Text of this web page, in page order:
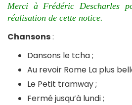
Merci à Frédéric Descharles
réalisation de cette notice.
Chansons:
Dansons le tcha ;
Au revoir Rome La plus
Le Petit tramway ;
Fermé jusqu’à lundi ;